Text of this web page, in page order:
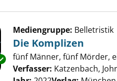
Exemplar-Details von Die
Mediengruppe: Belletristik
Die Komplizen
fünf Männer, fünf Mörder,
Verfasser: Katzenbach,